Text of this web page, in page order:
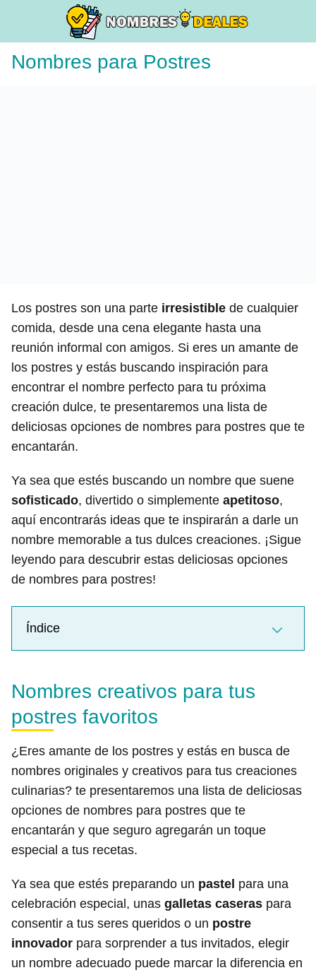
Nombres para Postres
Los postres son una parte irresistible de cualquier
comida, desde una cena elegante hasta una
reunión informal con amigos. Si eres un amante de
los postres y estás buscando inspiración para
encontrar el nombre perfecto para tu próxima
creación dulce, te presentaremos una lista de
deliciosas opciones de nombres para postres que te
encantarán.
Ya sea que estés buscando un nombre que suene
sofisticado, divertido o simplemente apetitoso,
aquí encontrarás ideas que te inspirarán a darle un
nombre memorable a tus dulces creaciones. ¡Sigue
leyendo para descubrir estas deliciosas opciones
de nombres para postres!
Índice
Nombres creativos para tus
postres favoritos
¿Eres amante de los postres y estás en busca de
nombres originales y creativos para tus creaciones
culinarias? te presentaremos una lista de deliciosas
opciones de nombres para postres que te
encantarán y que seguro agregarán un toque
especial a tus recetas.
Ya sea que estés preparando un pastel para una
celebración especial, unas galletas caseras para
consentir a tus seres queridos o un postre
innovador para sorprender a tus invitados, elegir
un nombre adecuado puede marcar la diferencia en